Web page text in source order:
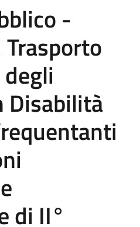
-
Disabilità
di II°